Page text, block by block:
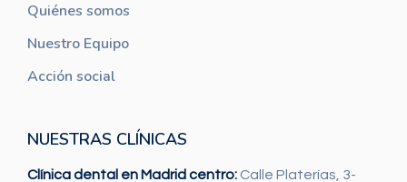
Quiénes somos
Nuestro Equipo
Acción social
NUESTRAS CLÍNICAS
Clínica dental en Madrid centro: Calle Platerías, 3-